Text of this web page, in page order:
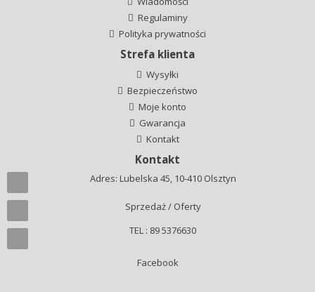
Regulaminy
Polityka prywatności
Strefa klienta
Wysyłki
Bezpieczeństwo
Moje konto
Gwarancja
Kontakt
Kontakt
Adres: Lubelska 45, 10-410 Olsztyn
Sprzedaż / Oferty
TEL : 89 5376630
Facebook